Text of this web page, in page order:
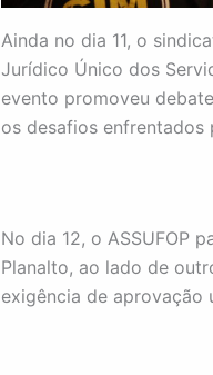
Ainda no dia 11, o
Jurídico Único dos
evento promoveu
os desafios enfrentados
No dia 12, o ASSUFOP
Planalto, ao lado de
exigência de aprovação